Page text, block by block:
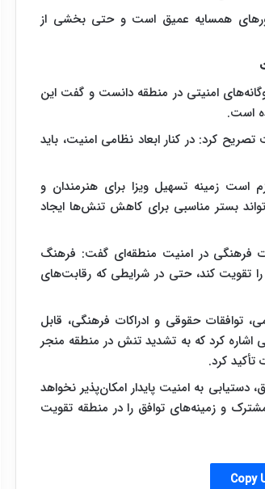
همسایه عمیق است و حتی بخشی از
امنیتی در منطقه دانست و گفت این
است.
کرد: در کنار ابعاد نظامی امنیت، باید
زمینه تسهیل ویزا برای هنرمندان و
بستر مناسبی برای کاهش تنش‌ها ایجاد
فرهنگی در امنیت منطقه‌ای گفت: فرهنگ
تقویت کند، حتی در شرایطی که رقابت‌های
توافقات حقوقی و ادراکات فرهنگی، قابل
کرد که به تشدید تنش در منطقه منجر
کرد.
به امنیت پایدار امکان‌پذیر نخواهد
و زمینه‌های توافق را در منطقه تقویت
Copy